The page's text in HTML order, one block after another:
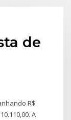
de
R$
A